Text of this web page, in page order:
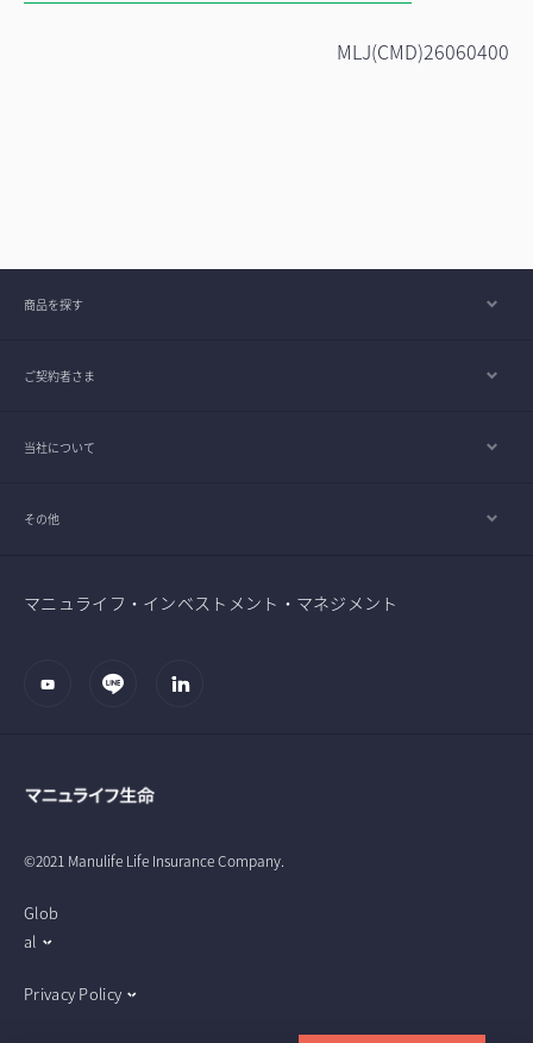
MLJ(CMD)26060400
商品を探す
ご契約者さま
当社について
その他
マニュライフ・インベストメント・マネジメント
©2021 Manulife Life Insurance Company.
Glob
al
Privacy Policy